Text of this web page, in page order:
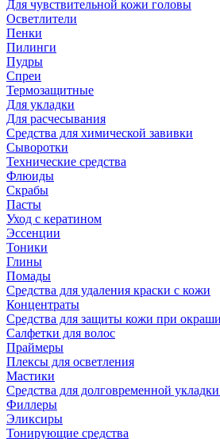
Для чувствительной кожи головы
Осветлители
Пенки
Пилинги
Пудры
Спреи
Термозащитные
Для укладки
Для расчесывания
Средства для химической завивки
Сыворотки
Технические средства
Флюиды
Скрабы
Пасты
Уход с кератином
Эссенции
Тоники
Глины
Помады
Средства для удаления краски с кожи
Концентраты
Средства для защиты кожи при
Салфетки для волос
Праймеры
Плексы для осветления
Мастики
Средства для долговременной
Филлеры
Эликсиры
Тонирующие средства